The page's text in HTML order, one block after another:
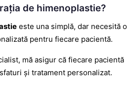
de himenoplastie?
este una simplă, dar necesită o
pentru fiecare pacientă.
mă asigur că fiecare pacientă
și tratament personalizat.